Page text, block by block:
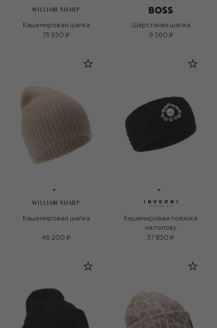
WILLIAM SHARP
Кашемировая шапка
73 950 ₽
Шерстяная шапка
9 560 ₽
WILLIAM SHARP
Кашемировая шапка
46 200 ₽
Кашемировая повязка
на голову
37 850 ₽